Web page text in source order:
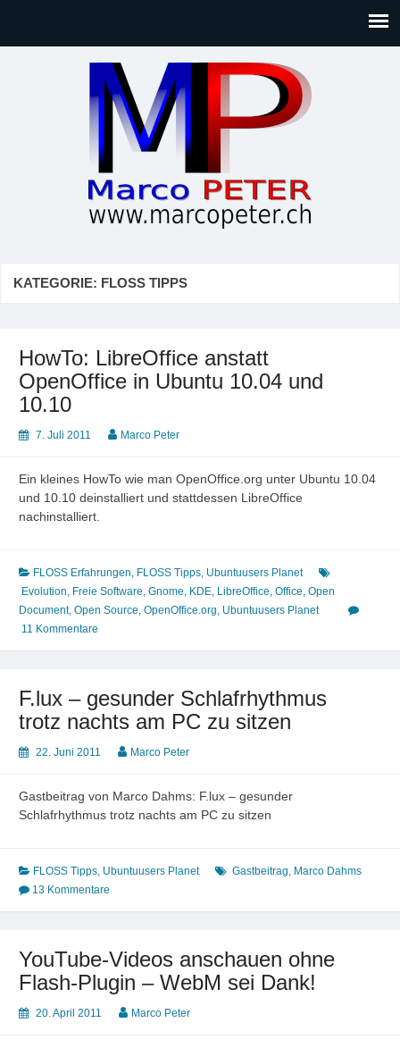
Gesellschaft, Musik, Photographie, Sport und Technik (IT)
KATEGORIE: FLOSS TIPPS
HowTo: LibreOffice anstatt
OpenOffice in Ubuntu 10.04 und
10.10
7. Juli 2011 Marco Peter
Ein kleines HowTo wie man OpenOffice.org unter Ubuntu 10.04
und 10.10 deinstalliert und stattdessen LibreOffice
nachinstalliert.
FLOSS Erfahrungen, FLOSS Tipps, Ubuntuusers Planet
Evolution, Freie Software, Gnome, KDE, LibreOffice, Office, Open
Document, Open Source, OpenOffice.org, Ubuntuusers Planet
11 Kommentare
F.lux – gesunder Schlafrhythmus
trotz nachts am PC zu sitzen
22. Juni 2011 Marco Peter
Gastbeitrag von Marco Dahms: F.lux – gesunder
Schlafrhythmus trotz nachts am PC zu sitzen
FLOSS Tipps, Ubuntuusers Planet Gastbeitrag, Marco Dahms
13 Kommentare
YouTube-Videos anschauen ohne
Flash-Plugin – WebM sei Dank!
20. April 2011 Marco Peter